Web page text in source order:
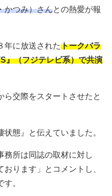
かつみ）さんとの熱愛が報
年に放送されたトークバラ
』（フジテレビ系）で共演
ら交際をスタートさせたと
態』と伝えていました。
務所は同誌の取材に対し
おります」とコメントし、
。